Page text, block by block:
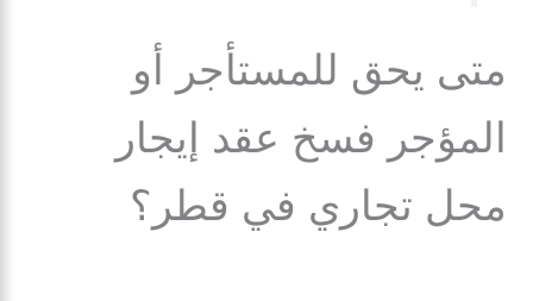
متى يحق للمستأجر أو
المؤجر فسخ عقد إيجار
محل تجاري في قطر؟